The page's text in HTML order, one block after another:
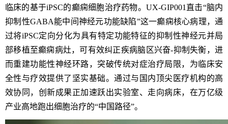
临床的基于iPSC的癫痫细胞治疗药物。 UX-GIP001 直击“脑内
抑制性GABA能中间神经元功能缺陷”这一癫痫核心病理，通
过将iPSC定向分化为具有特定功能特征的抑制性神经元并局
部移植至癫痫病灶，可有效纠正疾病脑区兴奋-抑制失衡，进
而重建功能性神经环路，突破传统对症治疗局限，为临床安
全性与疗效提供了坚实基础。通过与 国内顶尖医疗机构的高
效协同 ，创新成果正加速跃出实验室、走向病床，在万亿级
产业高地跑出细胞治疗的“中国路径”。